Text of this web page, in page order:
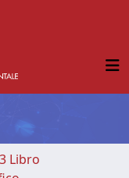
3 Libro